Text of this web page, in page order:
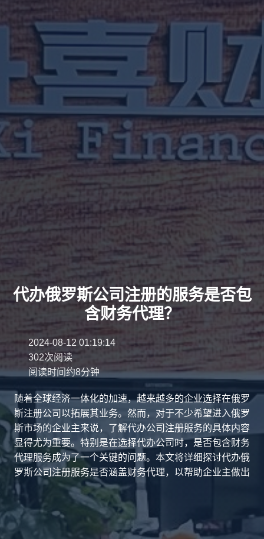
代办俄罗斯公司注册的服务是否包
含财务代理？
2024-08-12 01:19:14
302次阅读
阅读时间约8分钟
随着全球经济一体化的加速，越来越多的企业选择在俄罗
斯注册公司以拓展其业务。然而，对于不少希望进入俄罗
斯市场的企业主来说，了解代办公司注册服务的具体内容
显得尤为重要。特别是在选择代办公司时，是否包含财务
代理服务成为了一个关键的问题。本文将详细探讨代办俄
罗斯公司注册服务是否涵盖财务代理，以帮助企业主做出